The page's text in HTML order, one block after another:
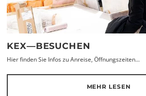
KEX—BESUCHEN
Hier finden Sie Infos zu Anreise, Öffnungszeiten...
MEHR LESEN